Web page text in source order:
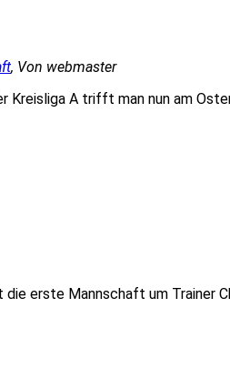
, Von webmaster
A trifft man nun am
erste Mannschaft um Trainer